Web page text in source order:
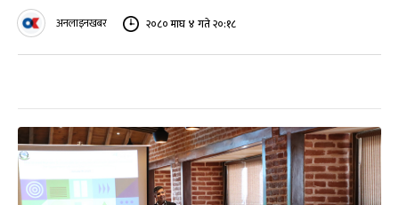
अनलाइनखबर २०८० माघ ४ गते २०:१८